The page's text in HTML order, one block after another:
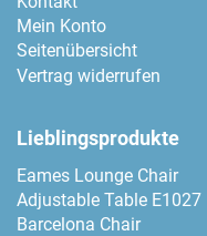
Mein Konto
Seitenübersicht
Vertrag widerrufen
Lieblingsprodukte
Eames Lounge Chair
Adjustable Table E1027
Barcelona Chair